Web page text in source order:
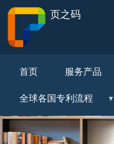
页之码
首页 服务产品
全球各国专利流程